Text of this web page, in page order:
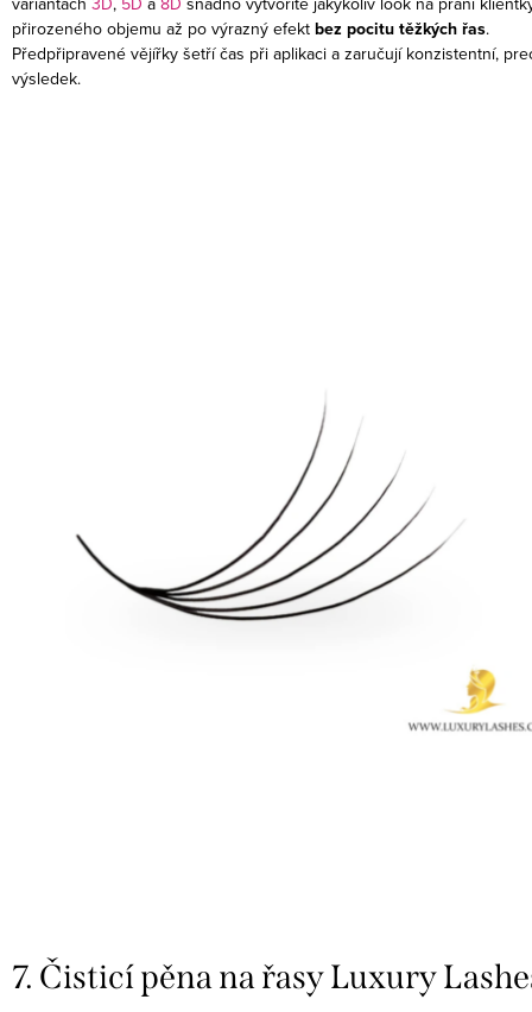
přirozeného objemu až po výrazný efekt bez pocitu těžkých řas.
Předpřipravené vějířky šetří čas při aplikaci a zaručují konzistentní,
výsledek.
7. Čisticí pěna na řasy Luxury